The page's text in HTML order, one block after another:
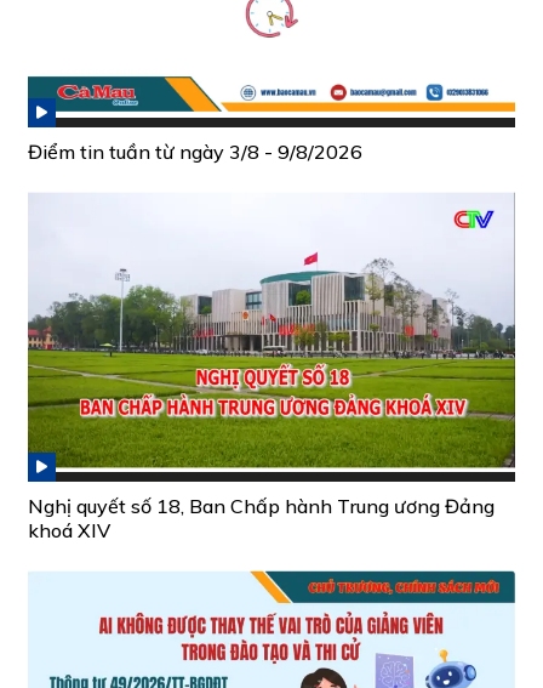
Điểm tin tuần từ ngày 3/8 - 9/8/2026
Nghị quyết số 18, Ban Chấp hành Trung ương Đảng
khoá XIV